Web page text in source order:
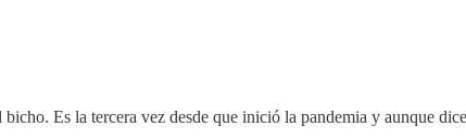
Es la tercera vez desde que inició la pandemia y aunque